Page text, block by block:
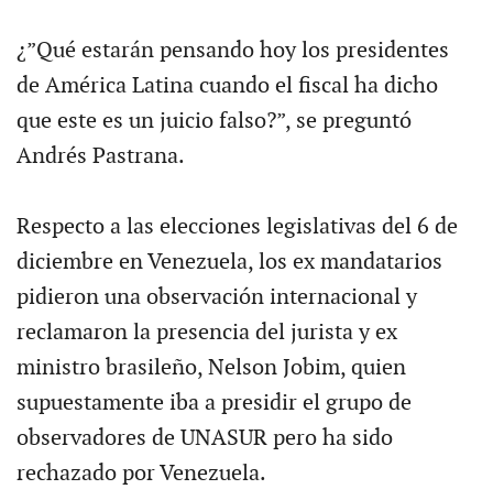
¿”Qué estarán pensando hoy los presidentes
de América Latina cuando el fiscal ha dicho
que este es un juicio falso?”, se preguntó
Andrés Pastrana.
Respecto a las elecciones legislativas del 6 de
diciembre en Venezuela, los ex mandatarios
pidieron una observación internacional y
reclamaron la presencia del jurista y ex
ministro brasileño, Nelson Jobim, quien
supuestamente iba a presidir el grupo de
observadores de UNASUR pero ha sido
rechazado por Venezuela.